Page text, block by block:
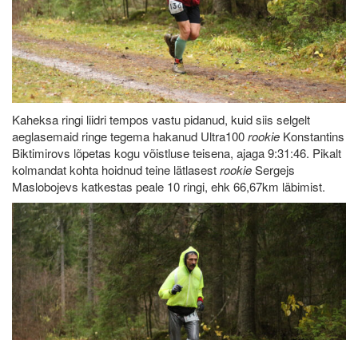
Kaheksa ringi liidri tempos vastu pidanud, kuid siis selgelt
aeglasemaid ringe tegema hakanud Ultra100rookie Konstantins
Biktimirovs lõpetas kogu võistluse teisena, ajaga 9:31:46. Pikalt
kolmandat kohta hoidnud teine lätlasestrookieSergejs
Maslobojevs katkestas peale 10 ringi, ehk 66,67km läbimist.